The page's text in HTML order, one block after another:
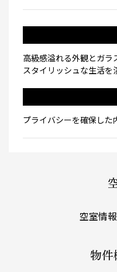
高級感溢れる外観とガ
スタイリッシュな生活を
プライバシーを確保した
空室情
物件